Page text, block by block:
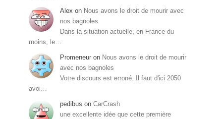
Alex on Nous avons le droit de mourir avec
nos bagnoles
Dans la situation actuelle, en France du
moins, le…
Promeneur on Nous avons le droit de mourir
avec nos bagnoles
Votre discours est erroné. Il faut d'ici 2050
avoi…
pedibus on CarCrash
une excellente idée que cette première